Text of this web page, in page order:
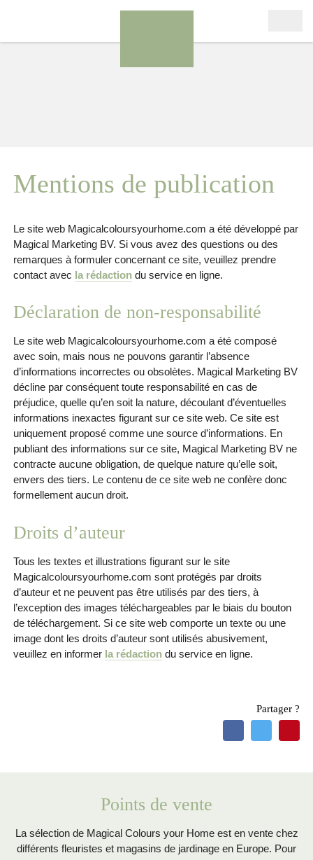
Mentions de publication
Le site web Magicalcoloursyourhome.com a été développé par
Magical Marketing BV. Si vous avez des questions ou des
remarques à formuler concernant ce site, veuillez prendre
contact avec la rédaction du service en ligne.
Déclaration de non-responsabilité
Le site web Magicalcoloursyourhome.com a été composé
avec soin, mais nous ne pouvons garantir l’absence
d’informations incorrectes ou obsolètes. Magical Marketing BV
décline par conséquent toute responsabilité en cas de
préjudice, quelle qu’en soit la nature, découlant d’éventuelles
informations inexactes figurant sur ce site web. Ce site est
uniquement proposé comme une source d’informations. En
publiant des informations sur ce site, Magical Marketing BV ne
contracte aucune obligation, de quelque nature qu’elle soit,
envers des tiers. Le contenu de ce site web ne confère donc
formellement aucun droit.
Droits d’auteur
Tous les textes et illustrations figurant sur le site
Magicalcoloursyourhome.com sont protégés par droits
d’auteur et ne peuvent pas être utilisés par des tiers, à
l’exception des images téléchargeables par le biais du bouton
de téléchargement. Si ce site web comporte un texte ou une
image dont les droits d’auteur sont utilisés abusivement,
veuillez en informer la rédaction du service en ligne.
Partager ?
Points de vente
La sélection de Magical Colours your Home est en vente chez
différents fleuristes et magasins de jardinage en Europe. Pour